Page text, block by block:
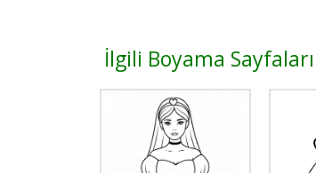
İlgili Boyama Sayfaları